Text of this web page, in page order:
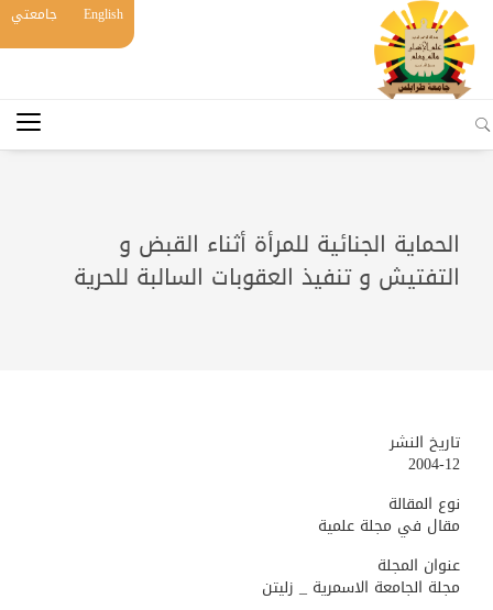
English جامعتي
الحماية الجنائية للمرأة أثناء القبض و
التفتيش و تنفيذ العقوبات السالبة للحرية
تاريخ النشر
2004-12
نوع المقالة
مقال في مجلة علمية
عنوان المجلة
مجلة الجامعة الاسمرية _ زليتن